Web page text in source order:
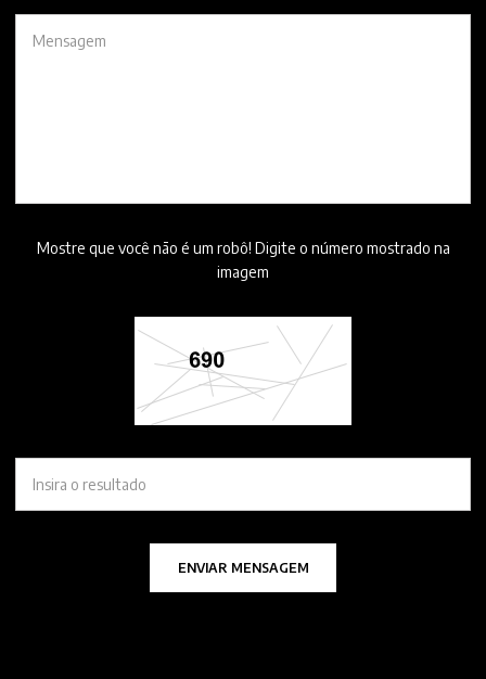
Mostre que você não é um robô! Digite o número mostrado na
imagem
ENVIAR MENSAGEM